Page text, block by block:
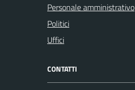
Personale amministrativo
Politici
Uffici
CONTATTI